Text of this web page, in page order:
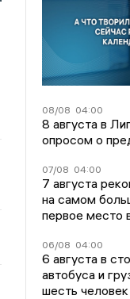
08/08 04:00
8 августа в
опросом о
07/08 04:00
7 августа
на самом
первое место
06/08 04:00
6 августа в
автобуса и
шесть человек